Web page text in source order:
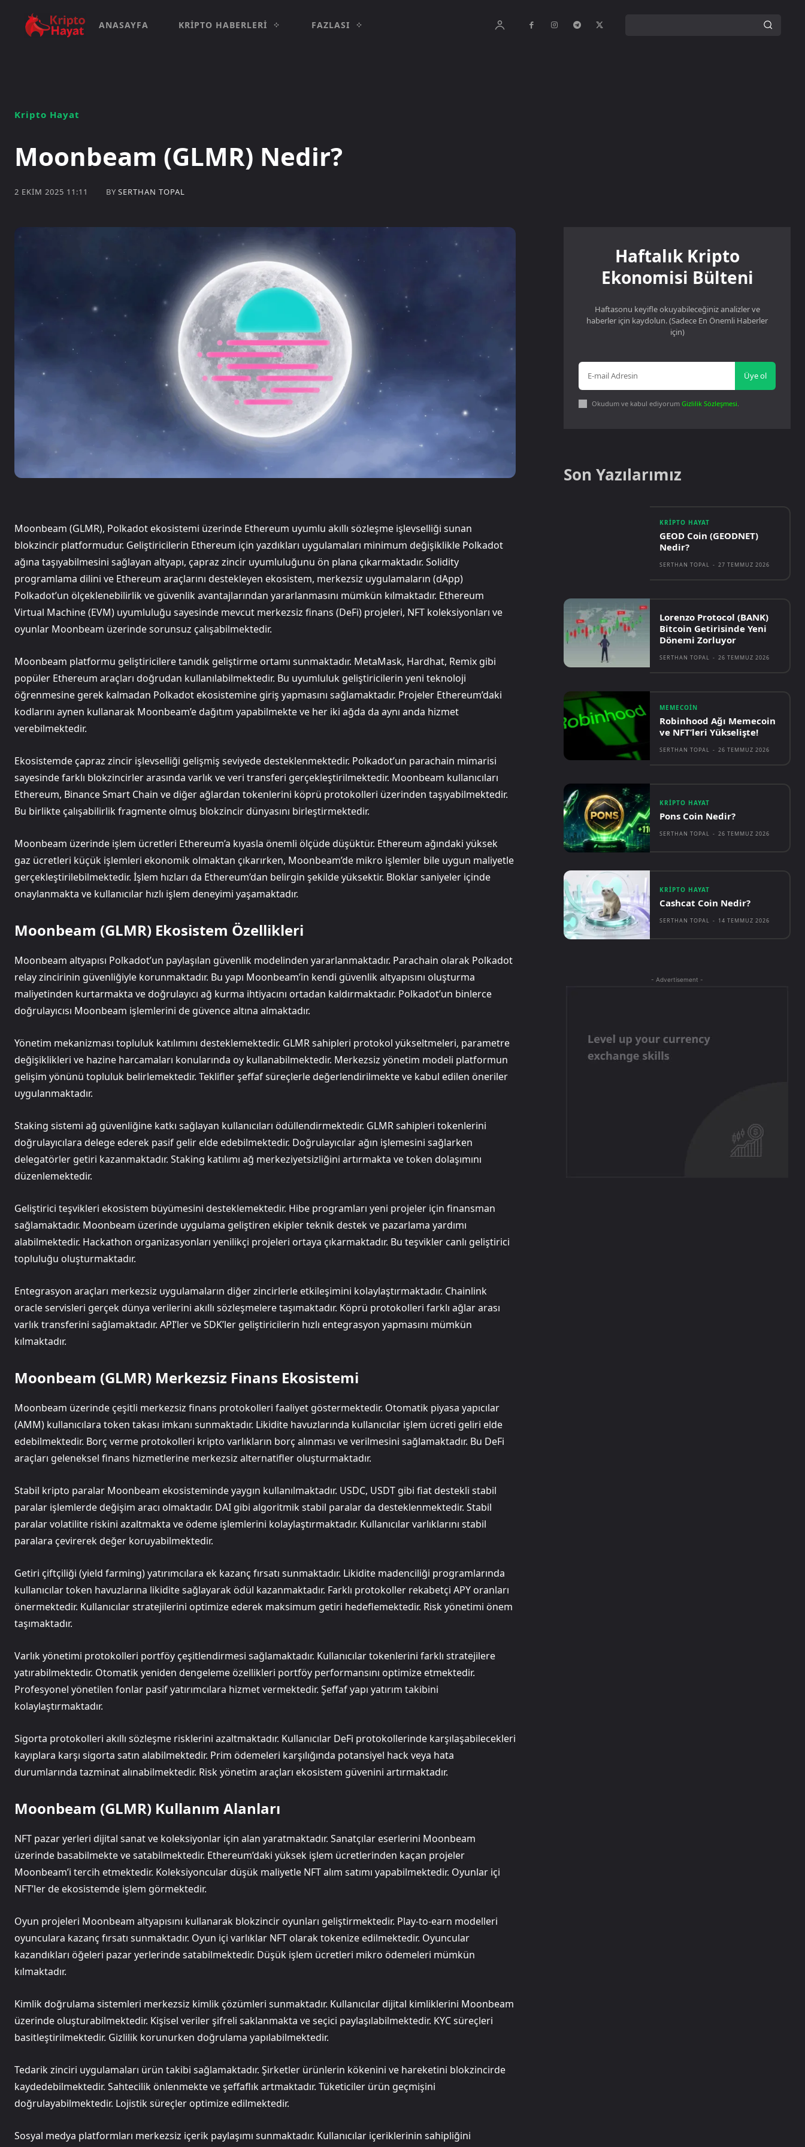
ANASAYFA KRIPTO HABERLERI FAZLASI
Kripto Hayat
Moonbeam (GLMR) Nedir?
2 EKIM 2025 11:11 BY SERTHAN TOPAL
Moonbeam (GLMR), Polkadot ekosistemi üzerinde Ethereum uyumlu akıllı sözleşme işlevselliği sunan
blokzincir platformudur. Geliştiricilerin Ethereum için yazdıkları uygulamaları minimum değişiklikle Polkadot
ağına taşıyabilmesini sağlayan altyapı, çapraz zincir uyumluluğunu ön plana çıkarmaktadır. Solidity
programlama dilini ve Ethereum araçlarını destekleyen ekosistem, merkezsiz uygulamaların (dApp)
Polkadot’un ölçeklenebilirlik ve güvenlik avantajlarından yararlanmasını mümkün kılmaktadır. Ethereum
Virtual Machine (EVM) uyumluluğu sayesinde mevcut merkezsiz finans (DeFi) projeleri, NFT koleksiyonları ve
oyunlar Moonbeam üzerinde sorunsuz çalışabilmektedir.
Moonbeam platformu geliştiricilere tanıdık geliştirme ortamı sunmaktadır. MetaMask, Hardhat, Remix gibi
popüler Ethereum araçları doğrudan kullanılabilmektedir. Bu uyumluluk geliştiricilerin yeni teknoloji
öğrenmesine gerek kalmadan Polkadot ekosistemine giriş yapmasını sağlamaktadır. Projeler Ethereum’daki
kodlarını aynen kullanarak Moonbeam’e dağıtım yapabilmekte ve her iki ağda da aynı anda hizmet
verebilmektedir.
Ekosistemde çapraz zincir işlevselliği gelişmiş seviyede desteklenmektedir. Polkadot’un parachain mimarisi
sayesinde farklı blokzincirler arasında varlık ve veri transferi gerçekleştirilmektedir. Moonbeam kullanıcıları
Ethereum, Binance Smart Chain ve diğer ağlardan tokenlerini köprü protokolleri üzerinden taşıyabilmektedir.
Bu birlikte çalışabilirlik fragmente olmuş blokzincir dünyasını birleştirmektedir.
Moonbeam üzerinde işlem ücretleri Ethereum’a kıyasla önemli ölçüde düşüktür. Ethereum ağındaki yüksek
gaz ücretleri küçük işlemleri ekonomik olmaktan çıkarırken, Moonbeam’de mikro işlemler bile uygun maliyetle
gerçekleştirilebilmektedir. İşlem hızları da Ethereum’dan belirgin şekilde yüksektir. Bloklar saniyeler içinde
onaylanmakta ve kullanıcılar hızlı işlem deneyimi yaşamaktadır.
Moonbeam (GLMR) Ekosistem Özellikleri
Moonbeam altyapısı Polkadot’un paylaşılan güvenlik modelinden yararlanmaktadır. Parachain olarak Polkadot
relay zincirinin güvenliğiyle korunmaktadır. Bu yapı Moonbeam’in kendi güvenlik altyapısını oluşturma
maliyetinden kurtarmakta ve doğrulayıcı ağ kurma ihtiyacını ortadan kaldırmaktadır. Polkadot’un binlerce
doğrulayıcısı Moonbeam işlemlerini de güvence altına almaktadır.
Yönetim mekanizması topluluk katılımını desteklemektedir. GLMR sahipleri protokol yükseltmeleri, parametre
değişiklikleri ve hazine harcamaları konularında oy kullanabilmektedir. Merkezsiz yönetim modeli platformun
gelişim yönünü topluluk belirlemektedir. Teklifler şeffaf süreçlerle değerlendirilmekte ve kabul edilen öneriler
uygulanmaktadır.
Staking sistemi ağ güvenliğine katkı sağlayan kullanıcıları ödüllendirmektedir. GLMR sahipleri tokenlerini
doğrulayıcılara delege ederek pasif gelir elde edebilmektedir. Doğrulayıcılar ağın işlemesini sağlarken
delegatörler getiri kazanmaktadır. Staking katılımı ağ merkeziyetsizliğini artırmakta ve token dolaşımını
düzenlemektedir.
Geliştirici teşvikleri ekosistem büyümesini desteklemektedir. Hibe programları yeni projeler için finansman
sağlamaktadır. Moonbeam üzerinde uygulama geliştiren ekipler teknik destek ve pazarlama yardımı
alabilmektedir. Hackathon organizasyonları yenilikçi projeleri ortaya çıkarmaktadır. Bu teşvikler canlı geliştirici
topluluğu oluşturmaktadır.
Entegrasyon araçları merkezsiz uygulamaların diğer zincirlerle etkileşimini kolaylaştırmaktadır. Chainlink
oracle servisleri gerçek dünya verilerini akıllı sözleşmelere taşımaktadır. Köprü protokolleri farklı ağlar arası
varlık transferini sağlamaktadır. API’ler ve SDK’ler geliştiricilerin hızlı entegrasyon yapmasını mümkün
kılmaktadır.
Moonbeam (GLMR) Merkezsiz Finans Ekosistemi
Moonbeam üzerinde çeşitli merkezsiz finans protokolleri faaliyet göstermektedir. Otomatik piyasa yapıcılar
(AMM) kullanıcılara token takası imkanı sunmaktadır. Likidite havuzlarında kullanıcılar işlem ücreti geliri elde
edebilmektedir. Borç verme protokolleri kripto varlıkların borç alınması ve verilmesini sağlamaktadır. Bu DeFi
araçları geleneksel finans hizmetlerine merkezsiz alternatifler oluşturmaktadır.
Stabil kripto paralar Moonbeam ekosisteminde yaygın kullanılmaktadır. USDC, USDT gibi fiat destekli stabil
paralar işlemlerde değişim aracı olmaktadır. DAI gibi algoritmik stabil paralar da desteklenmektedir. Stabil
paralar volatilite riskini azaltmakta ve ödeme işlemlerini kolaylaştırmaktadır. Kullanıcılar varlıklarını stabil
paralara çevirerek değer koruyabilmektedir.
Getiri çiftçiliği (yield farming) yatırımcılara ek kazanç fırsatı sunmaktadır. Likidite madenciliği programlarında
kullanıcılar token havuzlarına likidite sağlayarak ödül kazanmaktadır. Farklı protokoller rekabetçi APY oranları
önermektedir. Kullanıcılar stratejilerini optimize ederek maksimum getiri hedeflemektedir. Risk yönetimi önem
taşımaktadır.
Varlık yönetimi protokolleri portföy çeşitlendirmesi sağlamaktadır. Kullanıcılar tokenlerini farklı stratejilere
yatırabilmektedir. Otomatik yeniden dengeleme özellikleri portföy performansını optimize etmektedir.
Profesyonel yönetilen fonlar pasif yatırımcılara hizmet vermektedir. Şeffaf yapı yatırım takibini
kolaylaştırmaktadır.
Sigorta protokolleri akıllı sözleşme risklerini azaltmaktadır. Kullanıcılar DeFi protokollerinde karşılaşabilecekleri
kayıplara karşı sigorta satın alabilmektedir. Prim ödemeleri karşılığında potansiyel hack veya hata
durumlarında tazminat alınabilmektedir. Risk yönetim araçları ekosistem güvenini artırmaktadır.
Moonbeam (GLMR) Kullanım Alanları
NFT pazar yerleri dijital sanat ve koleksiyonlar için alan yaratmaktadır. Sanatçılar eserlerini Moonbeam
üzerinde basabilmekte ve satabilmektedir. Ethereum’daki yüksek işlem ücretlerinden kaçan projeler
Moonbeam’i tercih etmektedir. Koleksiyoncular düşük maliyetle NFT alım satımı yapabilmektedir. Oyunlar içi
NFT’ler de ekosistemde işlem görmektedir.
Oyun projeleri Moonbeam altyapısını kullanarak blokzincir oyunları geliştirmektedir. Play-to-earn modelleri
oyunculara kazanç fırsatı sunmaktadır. Oyun içi varlıklar NFT olarak tokenize edilmektedir. Oyuncular
kazandıkları öğeleri pazar yerlerinde satabilmektedir. Düşük işlem ücretleri mikro ödemeleri mümkün
kılmaktadır.
Kimlik doğrulama sistemleri merkezsiz kimlik çözümleri sunmaktadır. Kullanıcılar dijital kimliklerini Moonbeam
üzerinde oluşturabilmektedir. Kişisel veriler şifreli saklanmakta ve seçici paylaşılabilmektedir. KYC süreçleri
basitleştirilmektedir. Gizlilik korunurken doğrulama yapılabilmektedir.
Tedarik zinciri uygulamaları ürün takibi sağlamaktadır. Şirketler ürünlerin kökenini ve hareketini blokzincirde
kaydedebilmektedir. Sahtecilik önlenmekte ve şeffaflık artmaktadır. Tüketiciler ürün geçmişini
doğrulayabilmektedir. Lojistik süreçler optimize edilmektedir.
Sosyal medya platformları merkezsiz içerik paylaşımı sunmaktadır. Kullanıcılar içeriklerinin sahipliğini
Haftalık Kripto
Ekonomisi Bülteni
Haftasonu keyifle okuyabileceğiniz analizler ve
haberler için kaydolun. (Sadece En Önemli Haberler
için)
Üye ol
Okudum ve kabul ediyorumGizlilik Sözleşmesi.
Son Yazılarımız
KRIPTO HAYAT
GEOD Coin (GEODNET)
Nedir?
SERTHAN TOPAL - 27 TEMMUZ 2026
Lorenzo Protocol (BANK)
Bitcoin Getirisinde Yeni
Dönemi Zorluyor
SERTHAN TOPAL - 26 TEMMUZ 2026
MEMECOIN
Robinhood Ağı Memecoin
ve NFT’leri Yükselişte!
SERTHAN TOPAL - 26 TEMMUZ 2026
KRIPTO HAYAT
Pons Coin Nedir?
SERTHAN TOPAL - 26 TEMMUZ 2026
KRIPTO HAYAT
Cashcat Coin Nedir?
SERTHAN TOPAL - 14 TEMMUZ 2026
- Advertisement -